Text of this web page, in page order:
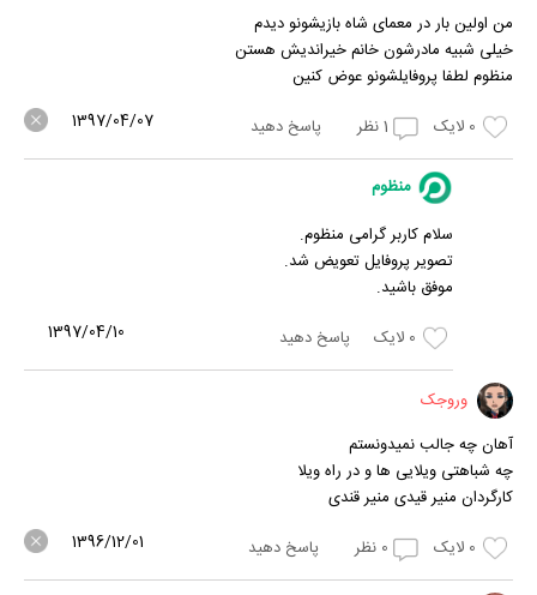
من اولین بار در معمای شاه بازیشونو دیدم
خیلی شبیه مادرشون خانم خیراندیش هستن
منظوم لطفا پروفایلشونو عوض کنین
0 لایک 1نظر پاسخ دهید 1397/04/07
منظوم
سلام کاربر گرامی منظوم.
تصویر پروفایل تعویض شد.
موفق باشید.
0 لایک پاسخ دهید 1397/04/10
وروجک
آهان چه جالب نمیدونستم
چه شباهتی ویلایی ها و در راه ویلا
کارگردان منیر قیدی منیر قندی
0 لایک 0 نظر پاسخ دهید 1396/12/01